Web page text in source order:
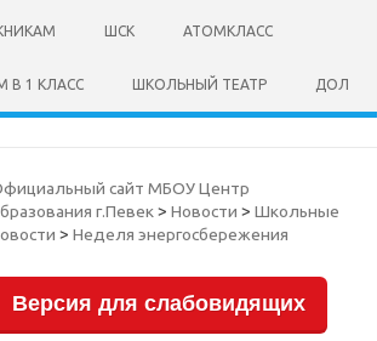
ШСК АТОМКЛАСС
В 1 КЛАСС ШКОЛЬНЫЙ ТЕАТР ДОЛ
сайт МБОУ Центр
г.Певек>Новости >Школьные
>Неделя энергосбережения
Версия для слабовидящих